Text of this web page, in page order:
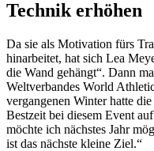
Technik erhöhen
Da sie als Motivation fürs
hinarbeitet, hat sich Lea
die Wand gehängt“. Dann
Weltverbandes World
vergangenen Winter hatte
Bestzeit bei diesem Event
möchte ich nächstes Jahr
ist das nächste kleine Ziel.“